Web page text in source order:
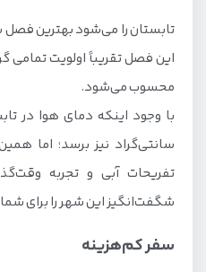
تابستان را می‌شود بهترین
این فصل تقریباً اولویت تمامی
محسوب می‌شود.
سانتی‌گراد نیز برسد؛ اما
تفریحات آبی و تجربه
شگفت‌انگیز این شهر را برای
سفر کم‌هزینه